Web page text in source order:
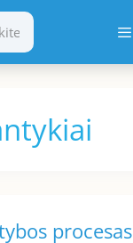
procesas